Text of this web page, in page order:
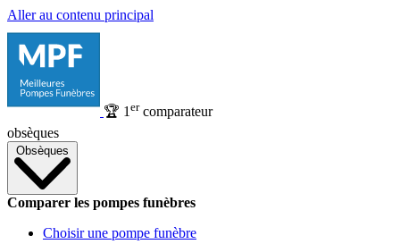
Aller au contenu principal
🏆 1 ercomparateur
obsèques
Obsèques
Comparer les pompes funèbres
Choisir une pompe funèbre